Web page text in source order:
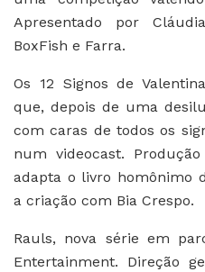
Apresentado por
BoxFish e Farra.
Os 12 Signos de
que, depois de uma
com caras de todos os
num videocast.
adapta o livro homônimo
a criação com Bia Crespo.
Rauls, nova série em
Entertainment. Direção